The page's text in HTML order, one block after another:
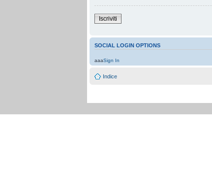
Iscriviti
SOCIAL LOGIN OPTIONS
aaaSign In
Indice